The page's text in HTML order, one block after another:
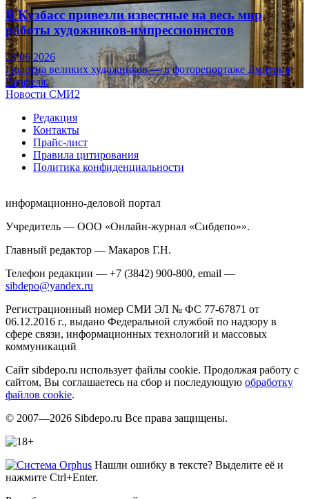
В Кузбасс привезли известные на весь мир
работы художников-импрессионистов
23.06.2026
Полотна великих художников — в фоторепортаже Дмитрия
Верфеля.
Новости СМИ2
Редакция
Контакты
Прайс-лист
Правила цитирования
Политика конфиденциальности
информационно-деловой портал
Учредитель — ООО «Онлайн-журнал «Сибдепо»».
Главный редактор — Макаров Г.Н.
Телефон редакции — +7 (3842) 900-800, email —
sibdepo@yandex.ru
Регистрационный номер СМИ ЭЛ № ФС 77-67871 от
06.12.2016 г., выдано Федеральной службой по надзору в
сфере связи, информационных технологий и массовых
коммуникаций
Сайт sibdepo.ru использует файлы cookie. Продолжая работу с
сайтом, Вы соглашаетесь на сбор и последующую обработку
файлов cookie.
© 2007—2026 Sibdepo.ru Все права защищены.
Нашли ошибку в тексте? Выделите её и
нажмите Ctrl+Enter.